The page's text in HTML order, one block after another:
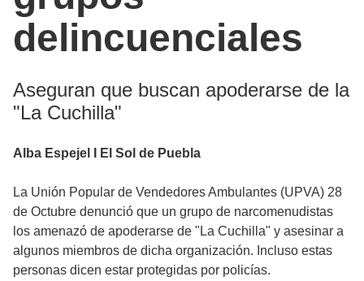
delincuenciales
Aseguran que buscan apoderarse de la
"La Cuchilla"
Alba Espejel I El Sol de Puebla
La Unión Popular de Vendedores Ambulantes (UPVA) 28
de Octubre denunció que un grupo de narcomenudistas
los amenazó de apoderarse de "La Cuchilla" y asesinar a
algunos miembros de dicha organización. Incluso estas
personas dicen estar protegidas por policías.